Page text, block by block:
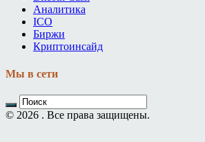
Аналитика
ICO
Биржи
Криптоинсайд
Мы в сети
© 2026 . Все права защищены.